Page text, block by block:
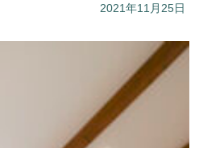
2021年11月25日